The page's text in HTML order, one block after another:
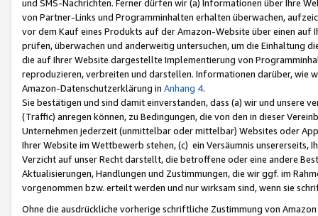
und SMS-Nachrichten. Ferner dürfen wir (a) Informationen über Ihre
von Partner-Links und Programminhalten erhalten überwachen,
vor dem Kauf eines Produkts auf der Amazon-Website über einen
prüfen, überwachen und anderweitig untersuchen, um die Einhaltung
die auf Ihrer Website dargestellte Implementierung von
reproduzieren, verbreiten und darstellen. Informationen darüber, wie
Amazon-Datenschutzerklärung in Anhang 4.
Sie bestätigen und sind damit einverstanden, dass (a) wir und
(Traffic) anregen können, zu Bedingungen, die von den in dieser
Unternehmen jederzeit (unmittelbar oder mittelbar) Websites oder
Ihrer Website im Wettbewerb stehen, (c) ein Versäumnis unsererseits,
Verzicht auf unser Recht darstellt, die betroffene oder eine andere
Aktualisierungen, Handlungen und Zustimmungen, die wir ggf. im
vorgenommen bzw. erteilt werden und nur wirksam sind, wenn sie
Ohne die ausdrückliche vorherige schriftliche Zustimmung von